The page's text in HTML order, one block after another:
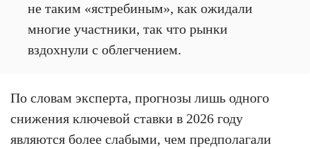
не таким «ястребиным», как ожидали
многие участники, так что рынки
вздохнули с облегчением.
По словам эксперта, прогнозы лишь одного
снижения ключевой ставки в 2026 году
являются более слабыми, чем предполагали